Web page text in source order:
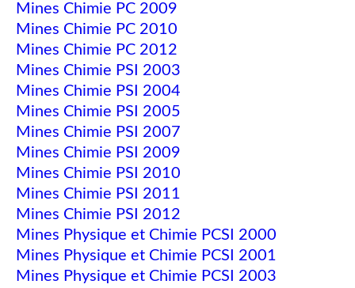
Mines Chimie PC 2009
Mines Chimie PC 2010
Mines Chimie PC 2012
Mines Chimie PSI 2003
Mines Chimie PSI 2004
Mines Chimie PSI 2005
Mines Chimie PSI 2007
Mines Chimie PSI 2009
Mines Chimie PSI 2010
Mines Chimie PSI 2011
Mines Chimie PSI 2012
Mines Physique et Chimie PCSI 2000
Mines Physique et Chimie PCSI 2001
Mines Physique et Chimie PCSI 2003